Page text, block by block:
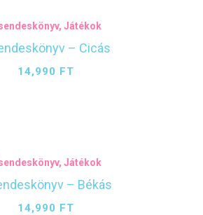
, Játékok
– Cicás
14,990 FT
, Játékok
– Békás
14,990 FT